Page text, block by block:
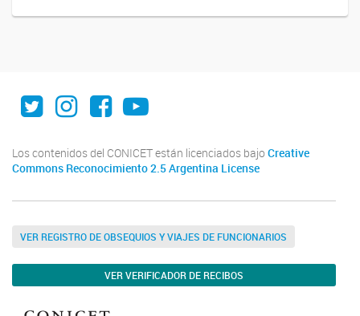
Twitter
Instagram
Facebook
Youtube
Los contenidos del CONICET están licenciados bajo Creative
Commons Reconocimiento 2.5 Argentina License
VER REGISTRO DE OBSEQUIOS Y VIAJES DE FUNCIONARIOS
VER VERIFICADOR DE RECIBOS